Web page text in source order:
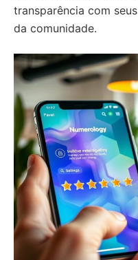
transparência com seus
da comunidade.